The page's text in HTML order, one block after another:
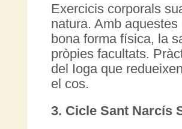
Exercicis corporals
natura. Amb
bona forma física, la
pròpies facultats.
del Ioga que
el cos.
3. Cicle Sant Narcís